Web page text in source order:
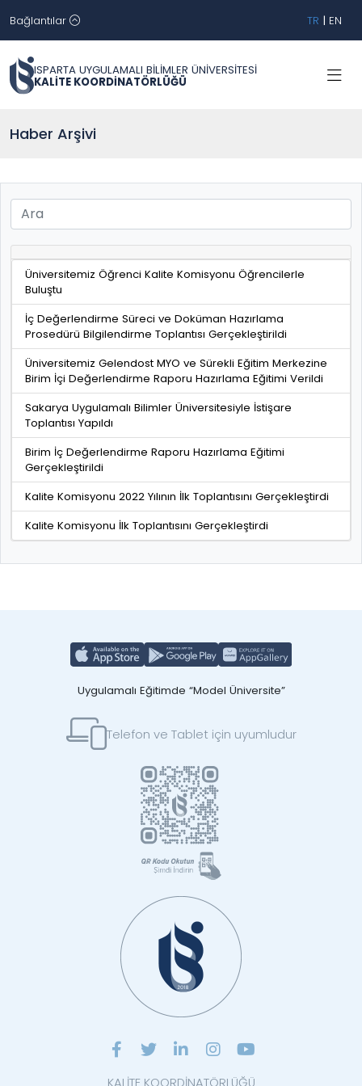
Bağlantılar TR | EN
ISPARTA UYGULAMALI BİLİMLER ÜNİVERSİTESİ
KALİTE KOORDİNATÖRLÜĞÜ
Haber Arşivi
Üniversitemiz Öğrenci Kalite Komisyonu Öğrencilerle
Buluştu
İç Değerlendirme Süreci ve Doküman Hazırlama
Prosedürü Bilgilendirme Toplantısı Gerçekleştirildi
Üniversitemiz Gelendost MYO ve Sürekli Eğitim Merkezine
Birim İçi Değerlendirme Raporu Hazırlama Eğitimi Verildi
Sakarya Uygulamalı Bilimler Üniversitesiyle İstişare
Toplantısı Yapıldı
Birim İç Değerlendirme Raporu Hazırlama Eğitimi
Gerçekleştirildi
Kalite Komisyonu 2022 Yılının İlk Toplantısını Gerçekleştirdi
Kalite Komisyonu İlk Toplantısını Gerçekleştirdi
Uygulamalı Eğitimde “Model Üniversite”
Telefon ve Tablet için uyumludur
KALİTE KOORDİNATÖRLÜĞÜ